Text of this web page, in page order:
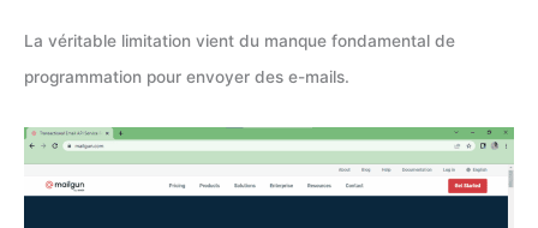
La véritable limitation vient du manque fondamental de
programmation pour envoyer des e-mails.